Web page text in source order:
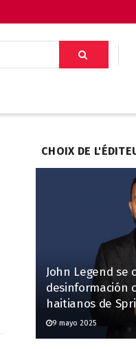
CHOIX DE
John Legend se
desinformación
haitianos de
9 mayo 2025